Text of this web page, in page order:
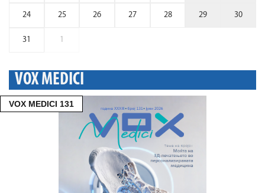
24 25 26 27 28 29 30
31 1
VOX MEDICI
VOX MEDICI 131